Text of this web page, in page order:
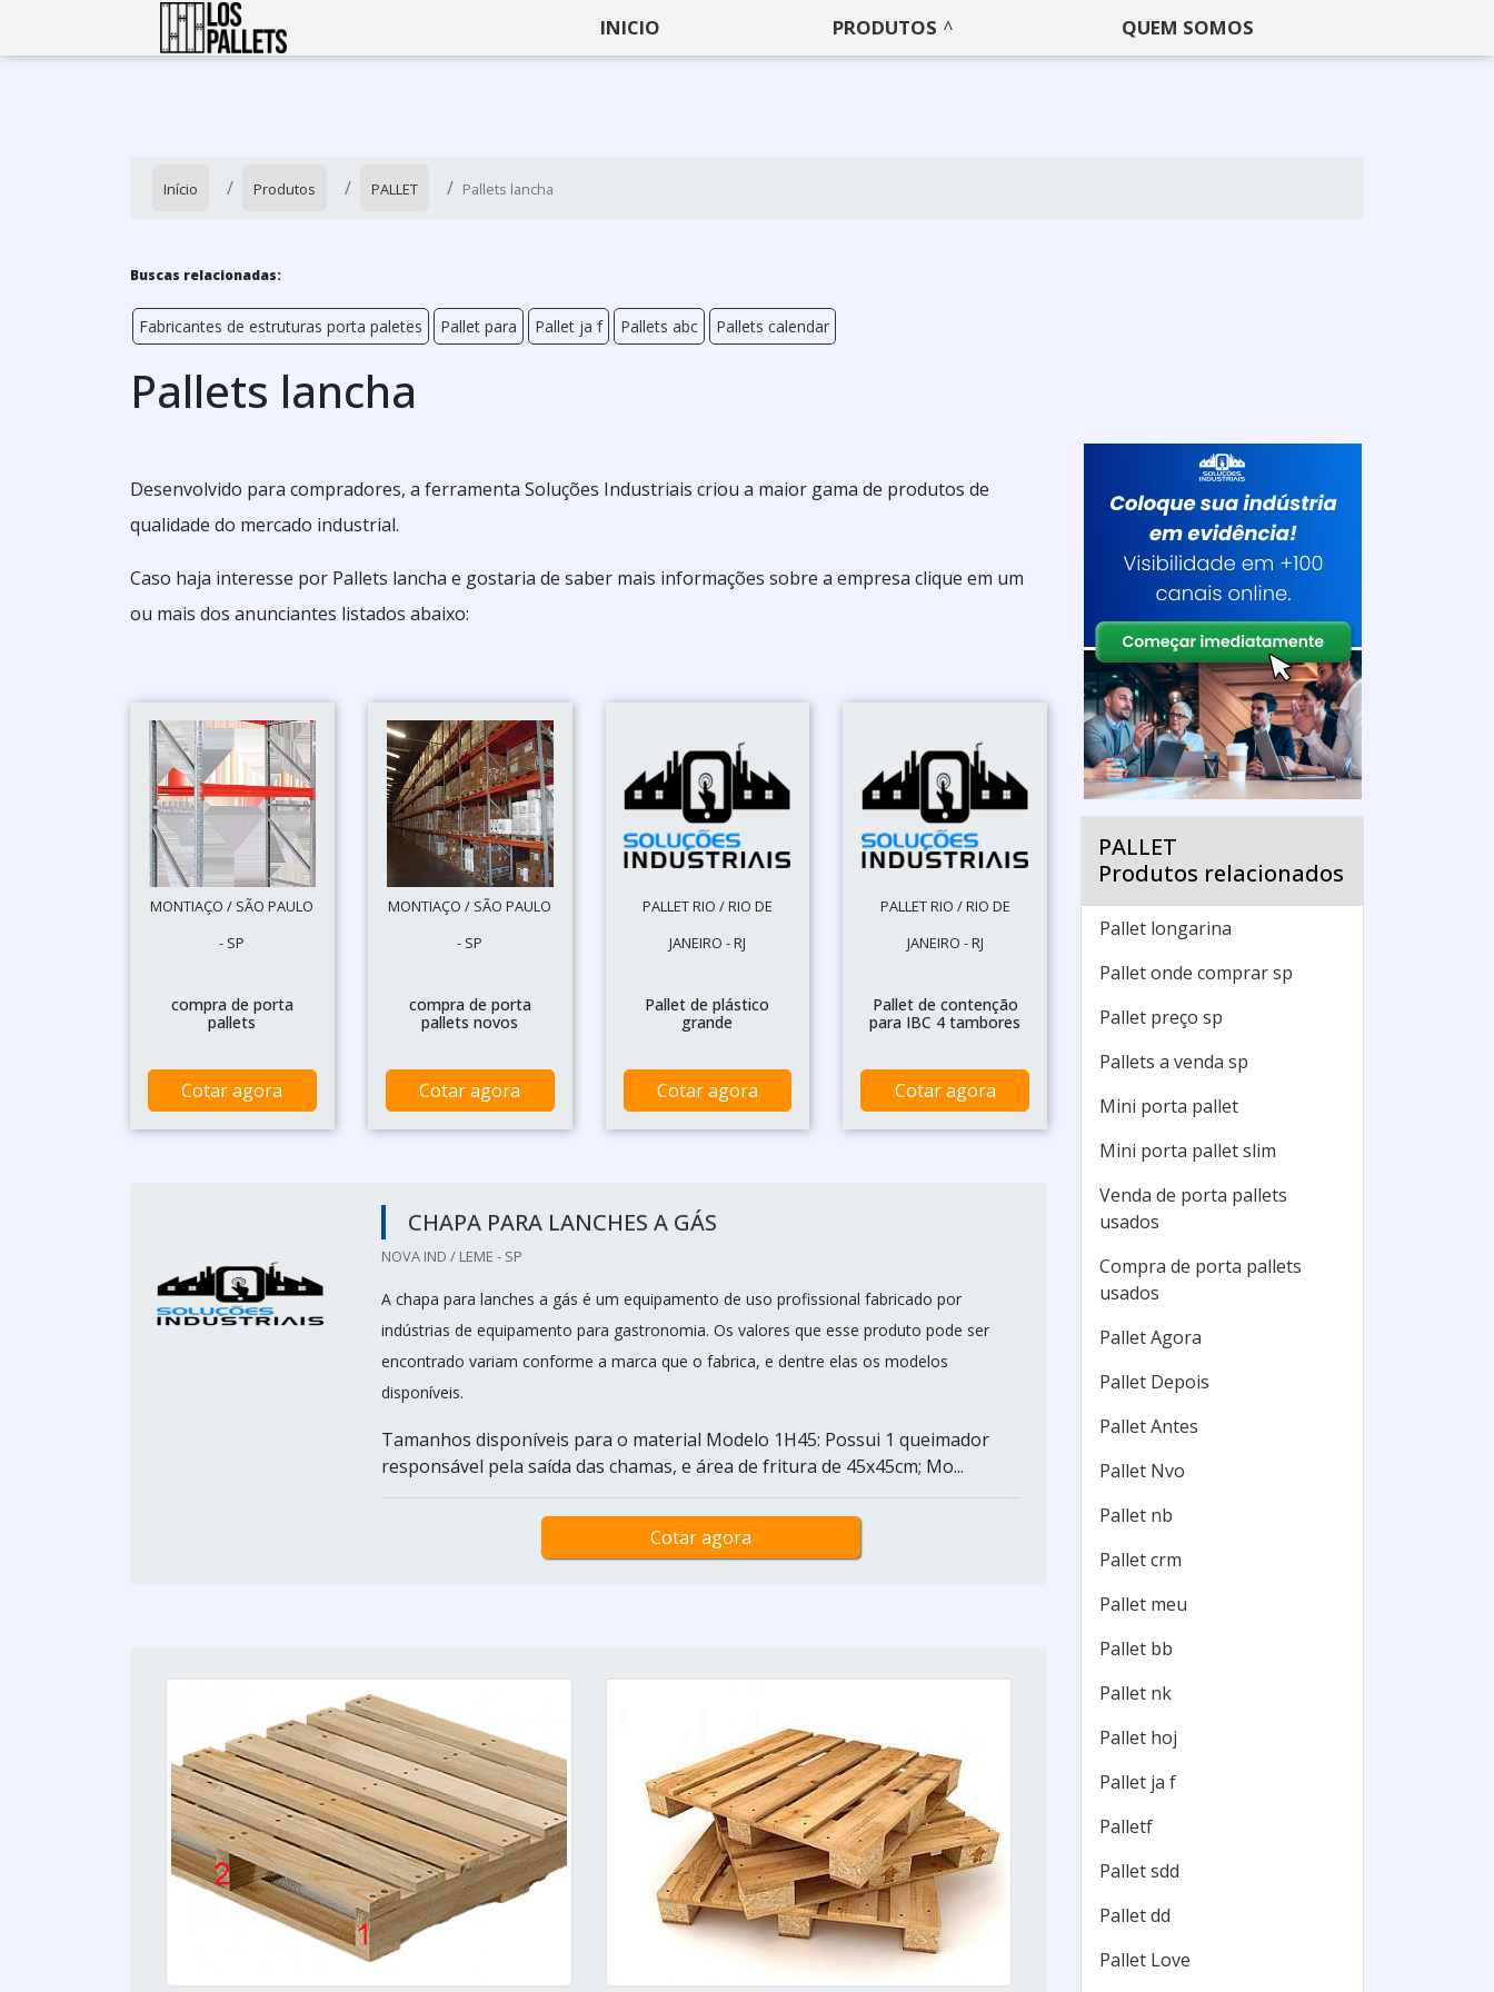
INICIO PRODUTOS QUEM SOMOS
Início Produtos PALLET Pallets lancha
Buscas relacionadas:
Fabricantes de estruturas porta paletes Pallet para Pallet ja f Pallets abc Pallets calendar
Pallets lancha
Desenvolvido para compradores, a ferramenta Soluções Industriais criou a maior gama de produtos de
qualidade do mercado industrial.
Caso haja interesse por Pallets lancha e gostaria de saber mais informações sobre a empresa clique em um
ou mais dos anunciantes listados abaixo:
MONTIAÇO / SÃO PAULO
- SP
compra de porta
pallets
Cotar agora
MONTIAÇO / SÃO PAULO
- SP
compra de porta
pallets novos
Cotar agora
PALLET RIO / RIO DE
JANEIRO - RJ
Pallet de plástico
grande
Cotar agora
PALLET RIO / RIO DE
JANEIRO - RJ
Pallet de contenção
para IBC 4 tambores
Cotar agora
CHAPA PARA LANCHES A GÁS
NOVA IND / LEME - SP
A chapa para lanches a gás é um equipamento de uso profissional fabricado por
indústrias de equipamento para gastronomia. Os valores que esse produto pode ser
encontrado variam conforme a marca que o fabrica, e dentre elas os modelos
disponíveis.
Tamanhos disponíveis para o material Modelo 1H45: Possui 1 queimador
responsável pela saída das chamas, e área de fritura de 45x45cm; Mo...
Cotar agora
PALLET
Produtos relacionados
Pallet longarina
Pallet onde comprar sp
Pallet preço sp
Pallets a venda sp
Mini porta pallet
Mini porta pallet slim
Venda de porta pallets
usados
Compra de porta pallets
usados
Pallet Agora
Pallet Depois
Pallet Antes
Pallet Nvo
Pallet nb
Pallet crm
Pallet meu
Pallet bb
Pallet nk
Pallet hoj
Pallet ja f
Palletf
Pallet sdd
Pallet dd
Pallet Love